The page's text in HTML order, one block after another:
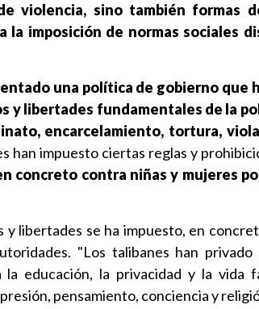
violencia, sino también formas
la imposición de normas sociales
una política de gobierno que
y libertades fundamentales de la
encarcelamiento, tortura,
han impuesto ciertas reglas y
concreto contra niñas y mujeres
y libertades se ha impuesto, en
"Los talibanes han
educación, la privacidad y la vida
pensamiento, conciencia y